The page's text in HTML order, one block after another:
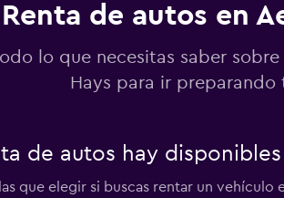
Renta de autos en
lo que necesitas saber
Hays para ir
de autos hay
que elegir si buscas rentar un